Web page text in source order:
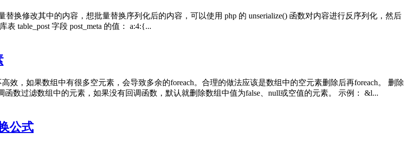
替换修改其中的内容，想批量替换序列化后的内容，可以使用 php 的 unserialize() 函数对内容进行反序列化，然后
table_post 字段 post_meta 的值： a:4:{...
效，如果数组中有很多空元素，会导致多余的foreach。合理的做法应该是数组中的空元素删除后再foreach。 删除
数过滤数组中的元素，如果没有回调函数，默认就删除数组中值为false、null或空值的元素。 示例： &l...
公式